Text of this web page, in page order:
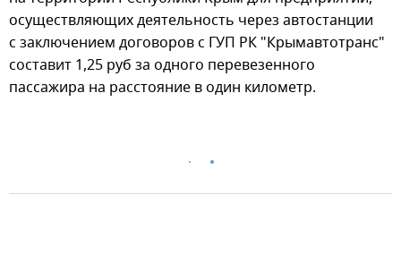
осуществляющих деятельность через автостанции
с заключением договоров с ГУП РК "Крымавтотранс"
составит 1,25 руб за одного перевезенного
пассажира на расстояние в один километр.